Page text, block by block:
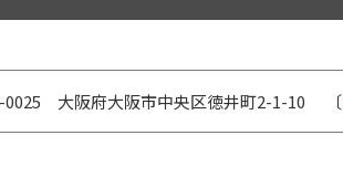
0025 大阪府大阪市中央区徳井町2-1-10 〔